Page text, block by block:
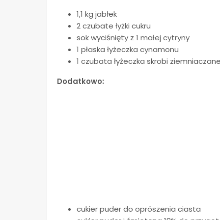
1,1 kg jabłek
2 czubate łyżki cukru
sok wyciśnięty z 1 małej cytryny
1 płaska łyżeczka cynamonu
1 czubata łyżeczka skrobi
Dodatkowo:
cukier puder do oprószenia ciasta